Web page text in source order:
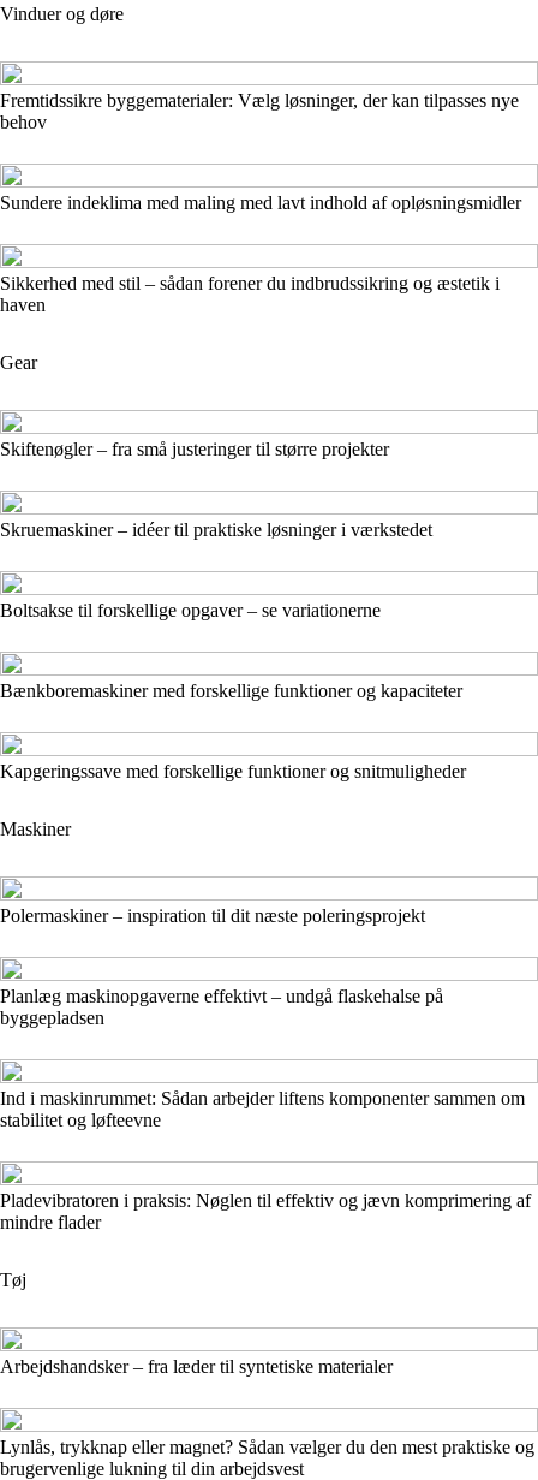
Vinduer og døre
Fremtidssikre byggematerialer: Vælg løsninger, der kan tilpasses nye
behov
Sundere indeklima med maling med lavt indhold af opløsningsmidler
Sikkerhed med stil – sådan forener du indbrudssikring og æstetik i
haven
Gear
Skiftenøgler – fra små justeringer til større projekter
Skruemaskiner – idéer til praktiske løsninger i værkstedet
Boltsakse til forskellige opgaver – se variationerne
Bænkboremaskiner med forskellige funktioner og kapaciteter
Kapgeringssave med forskellige funktioner og snitmuligheder
Maskiner
Polermaskiner – inspiration til dit næste poleringsprojekt
Planlæg maskinopgaverne effektivt – undgå flaskehalse på
byggepladsen
Ind i maskinrummet: Sådan arbejder liftens komponenter sammen om
stabilitet og løfteevne
Pladevibratoren i praksis: Nøglen til effektiv og jævn komprimering af
mindre flader
Tøj
Arbejdshandsker – fra læder til syntetiske materialer
Lynlås, trykknap eller magnet? Sådan vælger du den mest praktiske og
brugervenlige lukning til din arbejdsvest